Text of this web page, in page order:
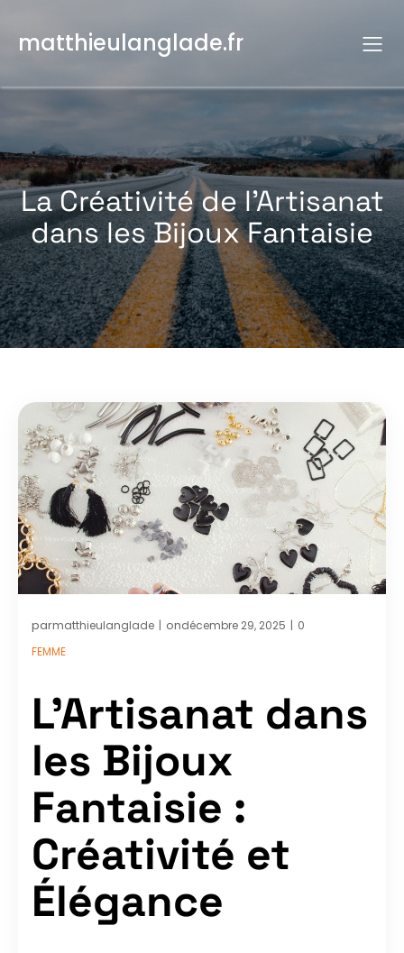
contenu
matthieulanglade.fr
La Créativité de l’Artisanat
dans les Bijoux Fantaisie
parmatthieulanglade | ondécembre 29, 2025 | 0
FEMME
L’Artisanat dans
les Bijoux
Fantaisie :
Créativité et
Élégance